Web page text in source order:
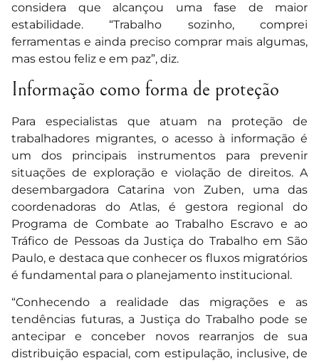
considera que alcançou uma fase de maior
estabilidade. “Trabalho sozinho, comprei
ferramentas e ainda preciso comprar mais algumas,
mas estou feliz e em paz”, diz.
Informação como forma de proteção
Para especialistas que atuam na proteção de
trabalhadores migrantes, o acesso à informação é
um dos principais instrumentos para prevenir
situações de exploração e violação de direitos. A
desembargadora Catarina von Zuben, uma das
coordenadoras do Atlas, é gestora regional do
Programa de Combate ao Trabalho Escravo e ao
Tráfico de Pessoas da Justiça do Trabalho em São
Paulo, e destaca que conhecer os fluxos migratórios
é fundamental para o planejamento institucional.
“Conhecendo a realidade das migrações e as
tendências futuras, a Justiça do Trabalho pode se
antecipar e conceber novos rearranjos de sua
distribuição espacial, com estipulação, inclusive, de